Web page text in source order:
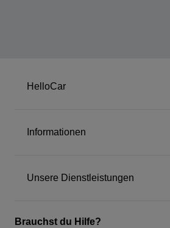
HelloCar
Informationen
Unsere Dienstleistungen
Brauchst du Hilfe?